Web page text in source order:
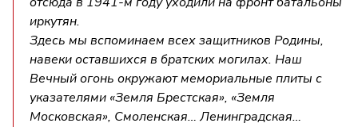
иркутян.
Здесь мы вспоминаем всех защитников Родины,
навеки оставшихся в братских могилах. Наш
Вечный огонь окружают мемориальные плиты с
указателями «Земля Брестская», «Земля
Московская», Смоленская… Ленинградская…